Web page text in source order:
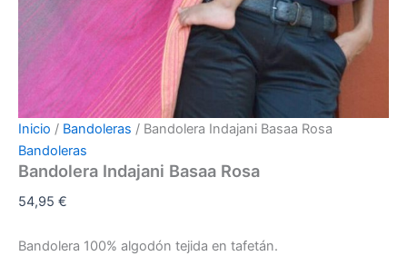
Inicio / Bandoleras / Bandolera Indajani Basaa Rosa
Bandoleras
Bandolera Indajani Basaa Rosa
54,95 €
Bandolera 100% algodón tejida en tafetán.